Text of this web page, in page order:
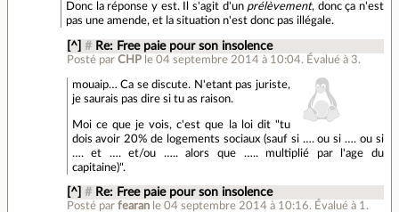
Donc la réponse y est. Il s'agit d'un prélèvement, donc ça n'est
pas une amende, et la situation n'est donc pas illégale.
[^] # Re: Free paie pour son insolence
Posté par CHP le 04 septembre 2014 à 10:04. Évalué à 3.
mouaip… Ca se discute. N'etant pas juriste,
je saurais pas dire si tu as raison.
Moi ce que je vois, c'est que la loi dit "tu
dois avoir 20% de logements sociaux (sauf si …. ou si …. ou si
…. et …. et/ou ….. alors que ….. multiplié par l'age du
capitaine)".
[^] # Re: Free paie pour son insolence
Posté par fearan le 04 septembre 2014 à 10:16.Évalué à 1.